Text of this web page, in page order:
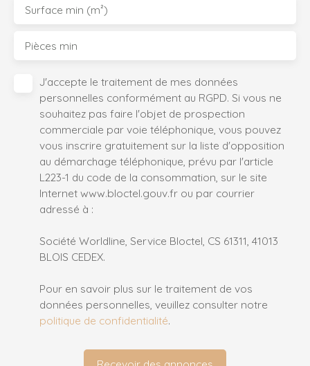
Surface min (m²)
Pièces min
J'accepte le traitement de mes données
personnelles conformément au RGPD. Si vous ne
souhaitez pas faire l'objet de prospection
commerciale par voie téléphonique, vous pouvez
vous inscrire gratuitement sur la liste d'opposition
au démarchage téléphonique, prévu par l'article
L223-1 du code de la consommation, sur le site
Internet www.bloctel.gouv.fr ou par courrier
adressé à :
Société Worldline, Service Bloctel, CS 61311, 41013
BLOIS CEDEX.
Pour en savoir plus sur le traitement de vos
données personnelles, veuillez consulter notre
politique de confidentialité.